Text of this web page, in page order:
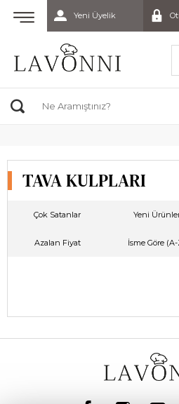
Yeni Üyelik
TAVA KULPLARI
Çok Satanlar Yeni
Azalan Fiyat İsme Göre